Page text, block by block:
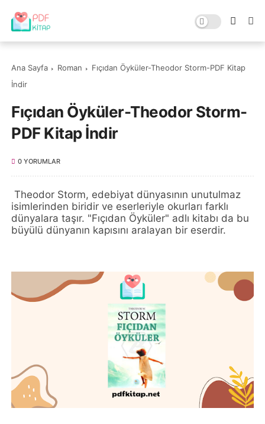
Ana Sayfa Roman
Fıçıdan Öyküler-Theodor Storm-PDF Kitap
İndir
Fıçıdan Öyküler-Theodor Storm-
PDF Kitap İndir
0 YORUMLAR
Theodor Storm, edebiyat dünyasının unutulmaz
isimlerinden biridir ve eserleriyle okurları farklı
dünyalara taşır. "Fıçıdan Öyküler" adlı kitabı da bu
büyülü dünyanın kapısını aralayan bir eserdir.